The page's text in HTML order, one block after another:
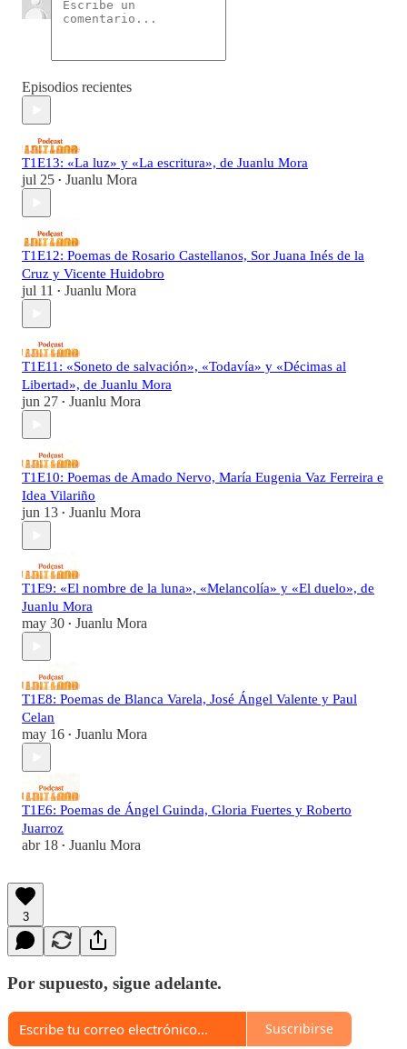
Episodios recientes
T1E13: «La luz» y «La escritura», de Juanlu Mora
jul 25 • Juanlu Mora
T1E12: Poemas de Rosario Castellanos, Sor Juana Inés de la
Cruz y Vicente Huidobro
jul 11 • Juanlu Mora
T1E11: «Soneto de salvación», «Todavía» y «Décimas al
Libertad», de Juanlu Mora
jun 27 • Juanlu Mora
T1E10: Poemas de Amado Nervo, María Eugenia Vaz Ferreira e
Idea Vilariño
jun 13 • Juanlu Mora
T1E9: «El nombre de la luna», «Melancolía» y «El duelo», de
Juanlu Mora
may 30 • Juanlu Mora
T1E8: Poemas de Blanca Varela, José Ángel Valente y Paul
Celan
may 16 • Juanlu Mora
T1E6: Poemas de Ángel Guinda, Gloria Fuertes y Roberto
Juarroz
abr 18 • Juanlu Mora
3
Por supuesto, sigue adelante.
Suscribirse